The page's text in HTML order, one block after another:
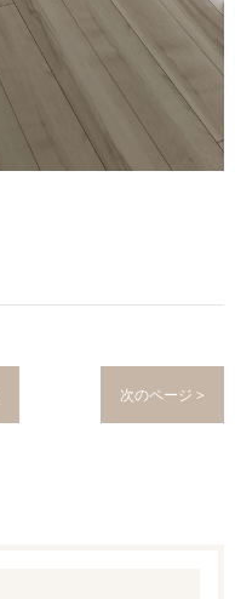
次のページ >